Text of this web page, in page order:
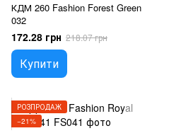
КДМ 260 Fashion Forest Green
032
172.28 грн 218.07 грн
Купити
РОЗПРОДАЖ
−21%